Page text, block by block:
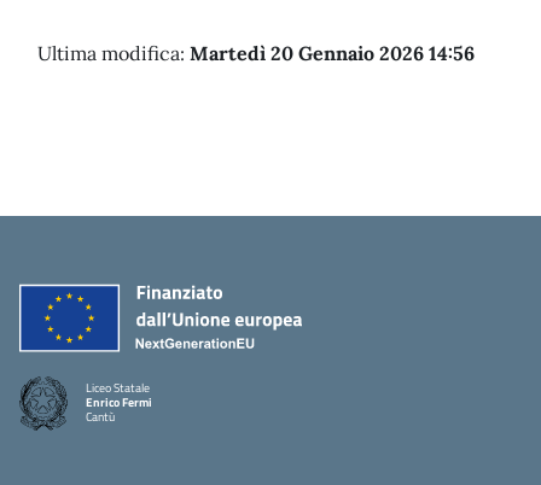
Ultima modifica: Martedì 20 Gennaio 2026 14:56
Liceo Statale
Enrico Fermi
Cantù